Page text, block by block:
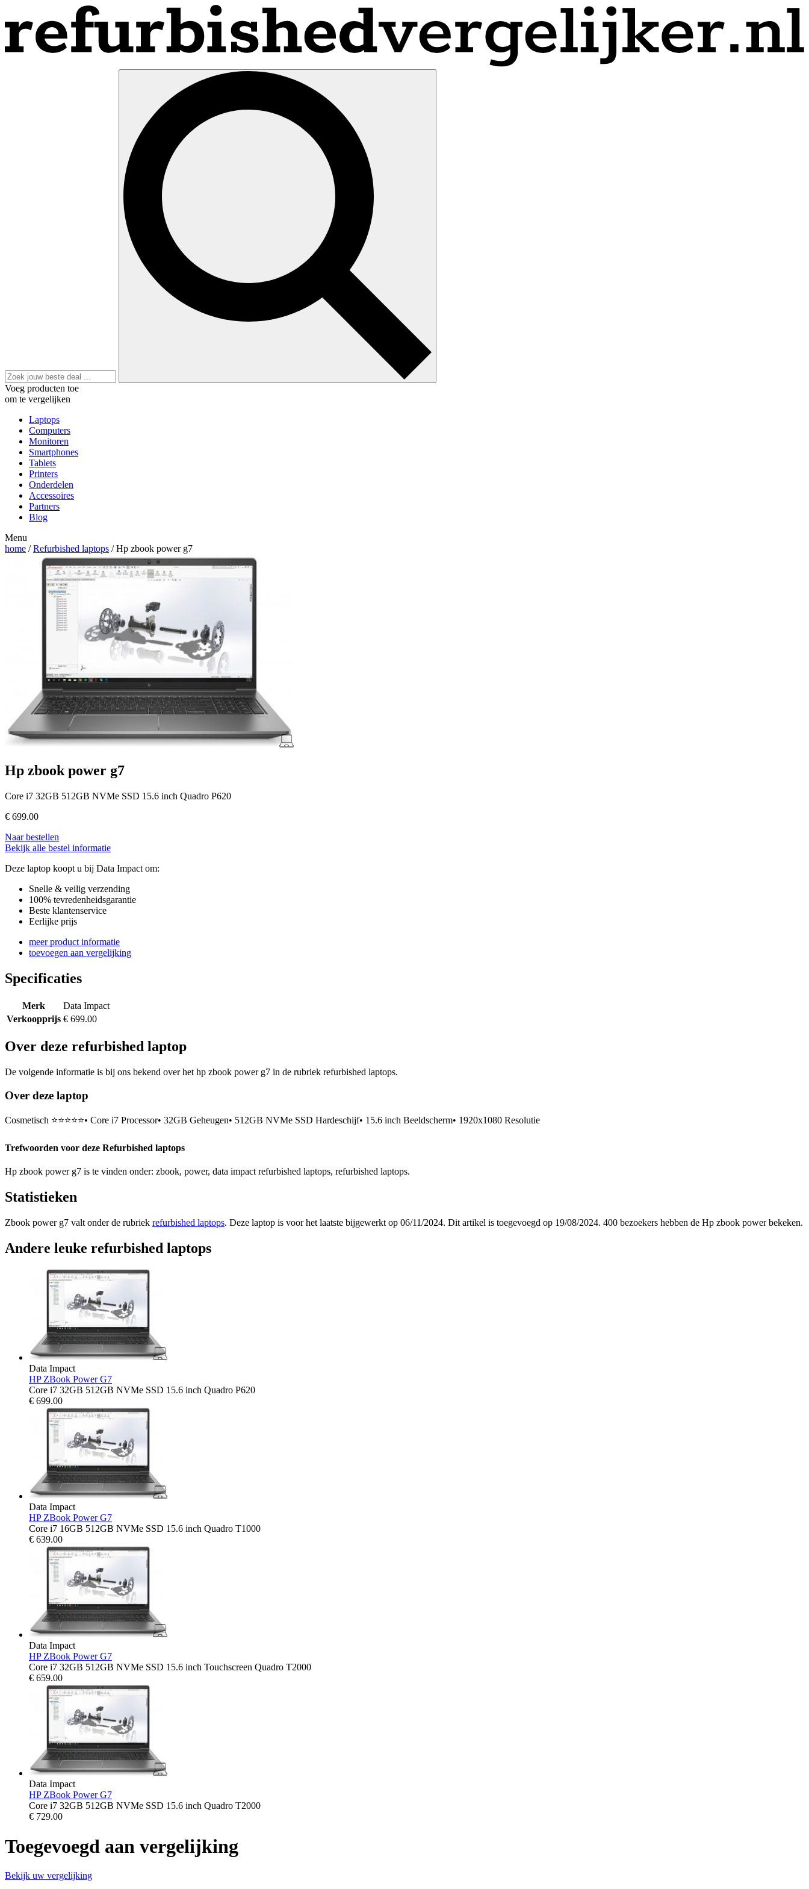
Voeg producten toe
om te vergelijken
Laptops
Computers
Monitoren
Smartphones
Tablets
Printers
Onderdelen
Accessoires
Partners
Blog
Menu
home /Refurbished laptops / Hp zbook power g7
Hp zbook power g7
Core i7 32GB 512GB NVMe SSD 15.6 inch Quadro P620
€ 699.00
Naar bestellen
Bekijk alle bestel informatie
Deze laptop koopt u bij Data Impact om:
Snelle & veilig verzending
100% tevredenheidsgarantie
Beste klantenservice
Eerlijke prijs
meer product informatie
toevoegen aan vergelijking
Specificaties
Merk
Data Impact
Verkoopprijs € 699.00
Over deze refurbished laptop
De volgende informatie is bij ons bekend over het hp zbook power g7 in de rubriek refurbished laptops.
Over deze laptop
Cosmetisch ⭐⭐⭐⭐⭐• Core i7 Processor• 32GB Geheugen• 512GB NVMe SSD Hardeschijf• 15.6 inch Beeldscherm• 1920x1080 Resolutie
Trefwoorden voor deze Refurbished laptops
Hp zbook power g7 is te vinden onder: zbook, power, data impact refurbished laptops, refurbished laptops.
Statistieken
Zbook power g7 valt onder de rubriek refurbished laptops. Deze laptop is voor het laatste bijgewerkt op 06/11/2024. Dit artikel is toegevoegd op 19/08/2024. 400 bezoekers hebben de Hp zbook power bekeken.
Andere leuke refurbished laptops
Data Impact
HP ZBook Power G7
Core i7 32GB 512GB NVMe SSD 15.6 inch Quadro P620
€ 699.00
Data Impact
HP ZBook Power G7
Core i7 16GB 512GB NVMe SSD 15.6 inch Quadro T1000
€ 639.00
Data Impact
HP ZBook Power G7
Core i7 32GB 512GB NVMe SSD 15.6 inch Touchscreen Quadro T2000
€ 659.00
Data Impact
HP ZBook Power G7
Core i7 32GB 512GB NVMe SSD 15.6 inch Quadro T2000
€ 729.00
Toegevoegd aan vergelijking
Bekijk uw vergelijking